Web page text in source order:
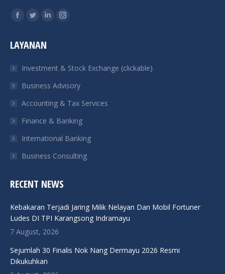
Find us on:
Facebook
opens
new
window
Twitter
opens
new
window
Linkedin
new
window
Instagram
new
window
LAYANAN
Investment & Stock Exchange (clickable)
Business Advisory
Accounting & Tax Services
Finance & Banking
International Banking
Business Consulting
RECENT NEWS
Kebakaran Terjadi Jaring Milik Nelayan Dan Mobil Fortuner
Ludes DI TPI Karangsong Indramayu
7 August, 2026
Sejumlah 30 Finalis Nok Nang Dermayu 2026 Resmi
Dikukuhkan